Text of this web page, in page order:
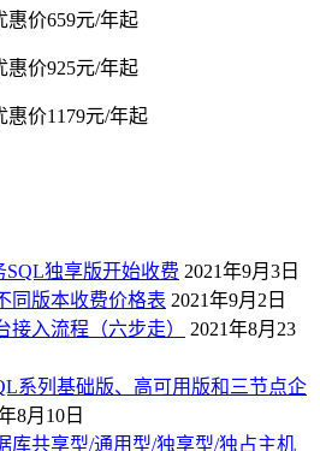
惠价659元/年起
惠价925元/年起
惠价1179元/年起
SQL独享版开始收费 2021年9月3日
同版本收费价格表 2021年9月2日
接入流程（六步走）
2021年8月23
系列基础版、高可用版和三节点企
8月10日
库共享型/通用型/独享型/独占主机